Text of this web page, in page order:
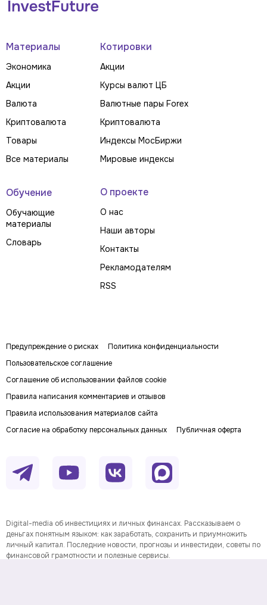
Материалы
Экономика
Акции
Валюта
Криптовалюта
Товары
Все материалы
Котировки
Акции
Курсы валют ЦБ
Валютные пары Forex
Криптовалюта
Индексы МосБиржи
Мировые индексы
Обучение
Обучающие
материалы
Словарь
О проекте
О нас
Наши авторы
Контакты
Рекламодателям
RSS
Предупреждение о рисках
Политика конфиденциальности
Пользовательское соглашение
Соглашение об использовании файлов cookie
Правила написания комментариев и отзывов
Правила использования материалов сайта
Согласие на обработку персональных данных
Публичная оферта
Digital-media об инвестициях и личных финансах. Рассказываем о
деньгах понятным языком: как заработать, сохранить и приумножить
личный капитал. Последние новости, прогнозы и инвестидеи, советы по
финансовой грамотности и полезные сервисы.